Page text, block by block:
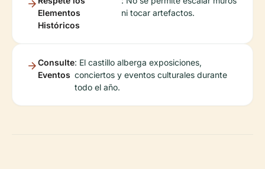
Elementos
Históricos
ni tocar artefactos.
Consulte
Eventos
: El castillo alberga exposiciones,
conciertos y eventos culturales durante
todo el año.